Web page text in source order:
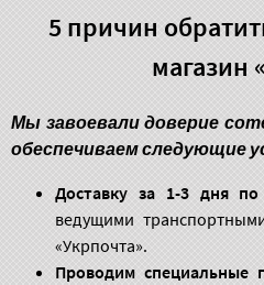
5 причин
магазин
Мы завоевали доверие
обеспечиваем следующие
Доставку за 1-3 дня по
ведущими
«Укрпочта».
Проводим специальные